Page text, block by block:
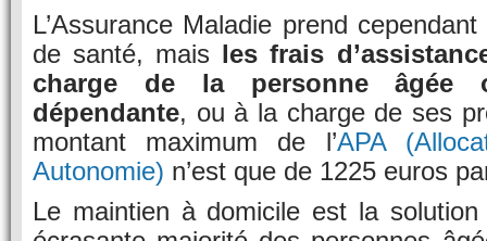
L’Assurance Maladie prend
de santé, mais les frais
charge de la personne âgée
dépendante, ou à la charge de ses
montant maximum de l’APA
Autonomie) n’est que de 1225 euros
Le maintien à domicile est la